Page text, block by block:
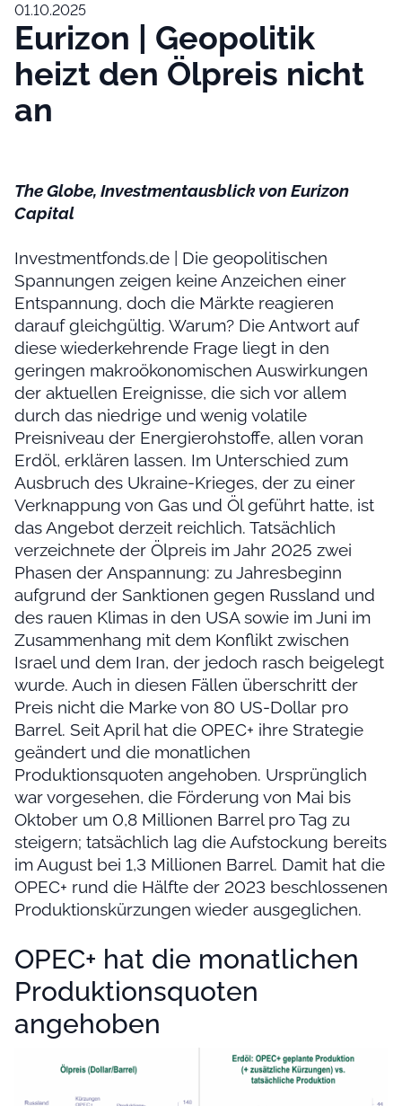
01.10.2025
Eurizon | Geopolitik
heizt den Ölpreis nicht
an
The Globe, Investmentausblick von Eurizon
Capital
Investmentfonds.de | Die geopolitischen
Spannungen zeigen keine Anzeichen einer
Entspannung, doch die Märkte reagieren
darauf gleichgültig. Warum? Die Antwort auf
diese wiederkehrende Frage liegt in den
geringen makroökonomischen Auswirkungen
der aktuellen Ereignisse, die sich vor allem
durch das niedrige und wenig volatile
Preisniveau der Energierohstoffe, allen voran
Erdöl, erklären lassen. Im Unterschied zum
Ausbruch des Ukraine-Krieges, der zu einer
Verknappung von Gas und Öl geführt hatte, ist
das Angebot derzeit reichlich. Tatsächlich
verzeichnete der Ölpreis im Jahr 2025 zwei
Phasen der Anspannung: zu Jahresbeginn
aufgrund der Sanktionen gegen Russland und
des rauen Klimas in den USA sowie im Juni im
Zusammenhang mit dem Konflikt zwischen
Israel und dem Iran, der jedoch rasch beigelegt
wurde. Auch in diesen Fällen überschritt der
Preis nicht die Marke von 80 US-Dollar pro
Barrel. Seit April hat die OPEC+ ihre Strategie
geändert und die monatlichen
Produktionsquoten angehoben. Ursprünglich
war vorgesehen, die Förderung von Mai bis
Oktober um 0,8 Millionen Barrel pro Tag zu
steigern; tatsächlich lag die Aufstockung bereits
im August bei 1,3 Millionen Barrel. Damit hat die
OPEC+ rund die Hälfte der 2023 beschlossenen
Produktionskürzungen wieder ausgeglichen.
OPEC+ hat die monatlichen
Produktionsquoten
angehoben